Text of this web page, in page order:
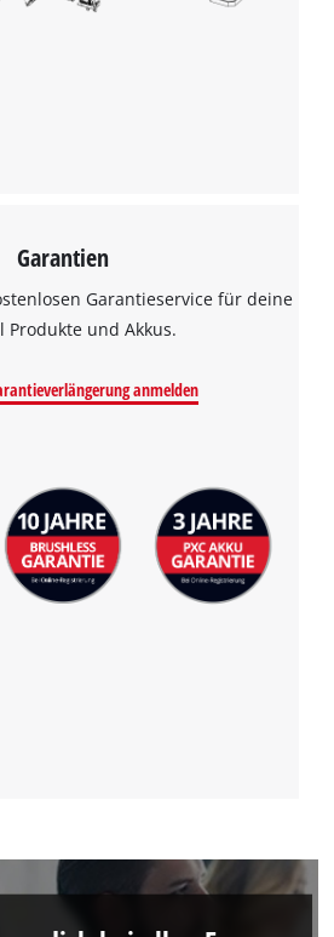
Garantien
Garantieservice für deine
Produkte und Akkus.
anmelden